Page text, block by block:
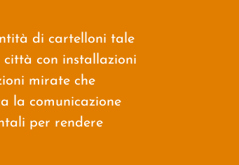
di cartelloni tale
con installazioni
mirate che
la comunicazione
per rendere